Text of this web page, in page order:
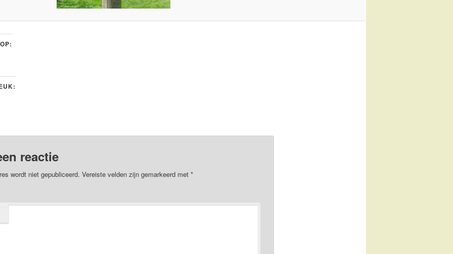
reactie
wordt niet gepubliceerd. Vereiste velden zijn gemarkeerd met *